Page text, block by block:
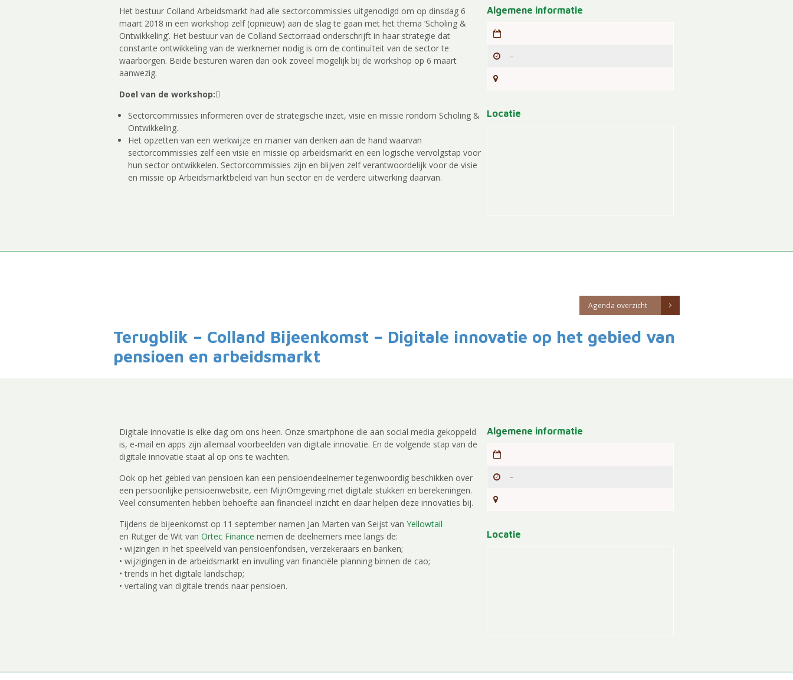
Het bestuur Colland Arbeidsmarkt had alle sectorcommissies uitgenodigd om op dinsdag 6
maart 2018 in een workshop zelf (opnieuw) aan de slag te gaan met het thema ‘Scholing &
Ontwikkeling’. Het bestuur van de Colland Sectorraad onderschrijft in haar strategie dat
constante ontwikkeling van de werknemer nodig is om de continuïteit van de sector te
waarborgen. Beide besturen waren dan ook zoveel mogelijk bij de workshop op 6 maart
aanwezig.
Doel van de workshop:
Sectorcommissies informeren over de strategische inzet, visie en missie rondom Scholing &
Ontwikkeling.
Het opzetten van een werkwijze en manier van denken aan de hand waarvan
sectorcommissies zelf een visie en missie op arbeidsmarkt en een logische vervolgstap voor
hun sector ontwikkelen. Sectorcommissies zijn en blijven zelf verantwoordelijk voor de visie
en missie op Arbeidsmarktbeleid van hun sector en de verdere uitwerking daarvan.
Algemene informatie
–
Locatie
Agenda overzicht
Terugblik – Colland Bijeenkomst – Digitale innovatie op het gebied van
pensioen en arbeidsmarkt
Digitale innovatie is elke dag om ons heen. Onze smartphone die aan social media gekoppeld
is, e-mail en apps zijn allemaal voorbeelden van digitale innovatie. En de volgende stap van de
digitale innovatie staat al op ons te wachten.
Ook op het gebied van pensioen kan een pensioendeelnemer tegenwoordig beschikken over
een persoonlijke pensioenwebsite, een MijnOmgeving met digitale stukken en berekeningen.
Veel consumenten hebben behoefte aan financieel inzicht en daar helpen deze innovaties bij.
Tijdens de bijeenkomst op 11 september namen Jan Marten van Seijst van Yellowtail
en Rutger de Wit van Ortec Finance nemen de deelnemers mee langs de:
• wijzingen in het speelveld van pensioenfondsen, verzekeraars en banken;
• wijzigingen in de arbeidsmarkt en invulling van financiële planning binnen de cao;
• trends in het digitale landschap;
• vertaling van digitale trends naar pensioen.
Algemene informatie
–
Locatie